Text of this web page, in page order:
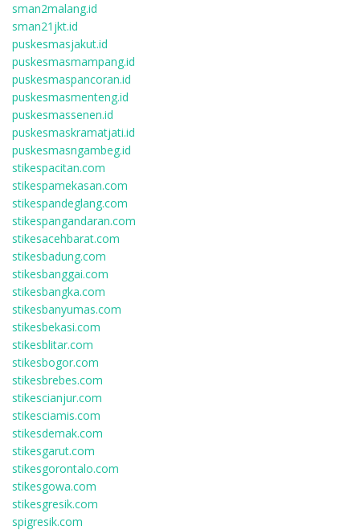
sman2malang.id
sman21jkt.id
puskesmasjakut.id
puskesmasmampang.id
puskesmaspancoran.id
puskesmasmenteng.id
puskesmassenen.id
puskesmaskramatjati.id
puskesmasngambeg.id
stikespacitan.com
stikespamekasan.com
stikespandeglang.com
stikespangandaran.com
stikesacehbarat.com
stikesbadung.com
stikesbanggai.com
stikesbangka.com
stikesbanyumas.com
stikesbekasi.com
stikesblitar.com
stikesbogor.com
stikesbrebes.com
stikescianjur.com
stikesciamis.com
stikesdemak.com
stikesgarut.com
stikesgorontalo.com
stikesgowa.com
stikesgresik.com
spigresik.com